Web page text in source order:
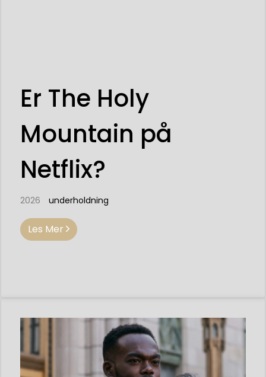
Er The Holy
Mountain på
Netflix?
2026 underholdning
Les Mer